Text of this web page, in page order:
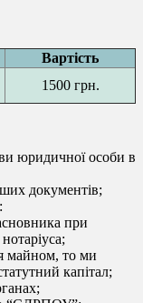
Вартість
1500 грн.
юридичної особи в
документів;
при
майном, то ми
капітал;